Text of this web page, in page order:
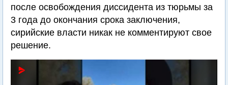
после освобождения диссидента из тюрьмы за
3 года до окончания срока заключения,
сирийские власти никак не комментируют свое
решение.